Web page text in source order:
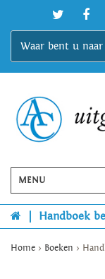
MENU
Handboek
Home > Boeken >